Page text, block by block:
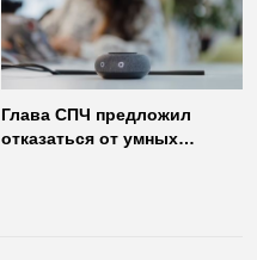
Глава СПЧ предложил
отказаться от умных